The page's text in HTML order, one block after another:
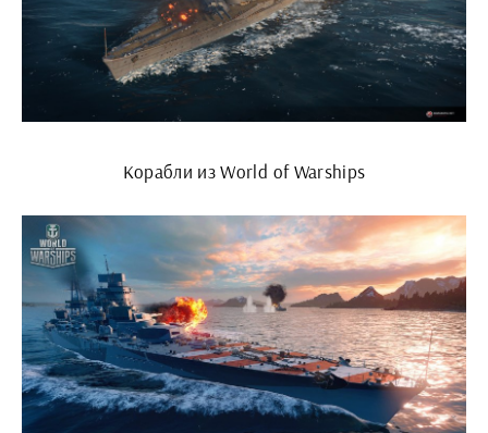
Корабли из World of Warships